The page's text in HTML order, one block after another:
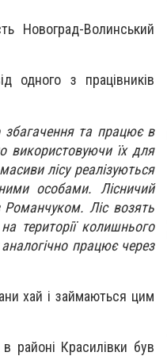
Новоград-Волинський
одного з працівників
збагачення та працює в
використовуючи їх для
лісу реалізуються
особами. Лісничий
Ліс возять
території колишнього
працює через
хай і займаються цим
районі Красилівки був